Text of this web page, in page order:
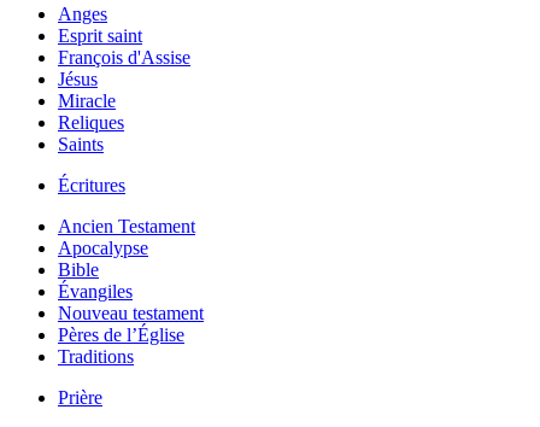
Anges
Esprit saint
François d'Assise
Jésus
Miracle
Reliques
Saints
Écritures
Ancien Testament
Apocalypse
Bible
Évangiles
Nouveau testament
Pères de l’Église
Traditions
Prière